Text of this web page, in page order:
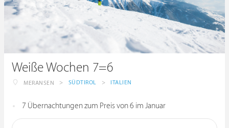
Weiße Wochen 7=6
MERANSEN > SÜDTIROL > ITALIEN
7 Übernachtungen zum Preis von 6 im Januar